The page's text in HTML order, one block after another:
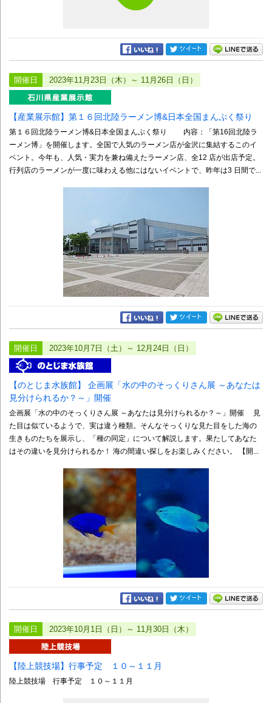
開催日 2023年11月23日（木）～ 11月26日（日）
【産業展示館】第１６回北陸ラーメン博&日本全国まんぷく祭り
第１６回北陸ラーメン博&日本全国まんぷく祭り 内容：「第16回北陸ラ
ーメン博」を開催します。全国で人気のラーメン店が金沢に集結するこのイ
ベント。今年も、人気・実力を兼ね備えたラーメン店、全12 店が出店予定。
行列店のラーメンが一度に味わえる他にはないイベントで、昨年は3 日間で...
開催日 2023年10月7日（土）～ 12月24日（日）
【のとじま水族館】 企画展「水の中のそっくりさん展 ～あなたは
見分けられるか？～」開催
企画展「水の中のそっくりさん展 ～あなたは見分けられるか？～」開催 見
た目は似ているようで、実は違う種類。そんなそっくりな見た目をした海の
生きものたちを展示し、「種の同定」について解説します。果たしてあなた
はその違いを見分けられるか！ 海の間違い探しをお楽しみください。 【開...
開催日 2023年10月1日（日）～ 11月30日（木）
【陸上競技場】行事予定 １０～１１月
陸上競技場 行事予定 １０～１１月